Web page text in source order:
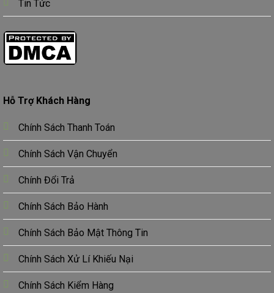
Tin Tức
Hỗ Trợ Khách Hàng
Chính Sách Thanh Toán
Chính Sách Vận Chuyển
Chính Đổi Trả
Chính Sách Bảo Hành
Chính Sách Bảo Mật Thông Tin
Chính Sách Xử Lí Khiếu Nại
Chính Sách Kiểm Hàng